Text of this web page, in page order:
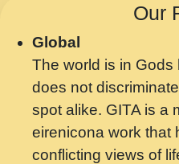
Chahe Ram Ho
मझ अपन जवन बनन न
Shri ravinandan
मन अशांत मंत्र जाप -
Gyananand Ji
मन बध लय परम वल
Our
Global
The world is in Gods
does not
spot alike. GITA is a
eirenicona work that
conflicting views of